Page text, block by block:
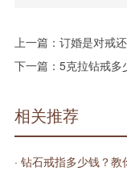
上一篇： 订婚是对戒
下一篇： 5克拉钻戒多
相关推荐
· 钻石戒指多少钱？